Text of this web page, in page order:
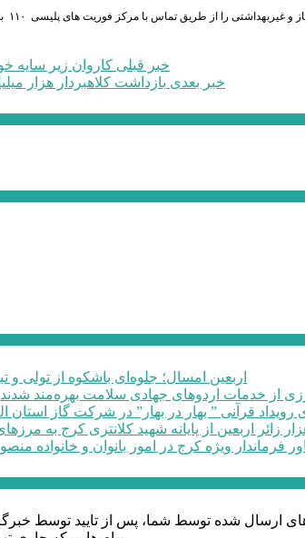
از طریق تماس با مرکز فوریت های پلیسی ۱۱۰ به ماموران اطلاع دهند.
خبر قبلی کاروان زیر سایه
خبر بعدی بازداشت کلاهبردار هزار میلیارد ریالی
اربعین امسال؛ جلوه‌ای باشکوه از تولی و
از خدمات اردوهای جهادی سلامت بهره‌مند شدند
رویداد قرآنی ” بهار در بهار” در شرکت گاز استان
فرماندار ویژه کرج در امور بانوان و خانواده